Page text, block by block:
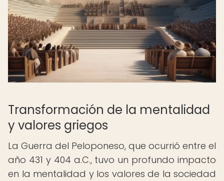
Transformación de la mentalidad
y valores griegos
La Guerra del Peloponeso, que ocurrió entre el
año 431 y 404 a.C., tuvo un profundo impacto
en la mentalidad y los valores de la sociedad